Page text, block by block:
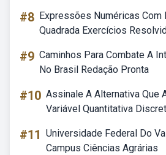
#8 Expressões Numéricas Com
Quadrada Exercícios
#9 Caminhos Para Combate A
No Brasil Redação Pronta
#10 Assinale A Alternativa Que
Variável Quantitativa
#11 Universidade Federal Do
Campus Ciências Agrárias